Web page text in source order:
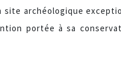
archéologique
portée à sa